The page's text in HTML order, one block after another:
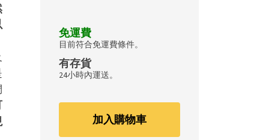
免運費
目前符合免運費條件。
有存貨
24小時內運送。
加入購物車